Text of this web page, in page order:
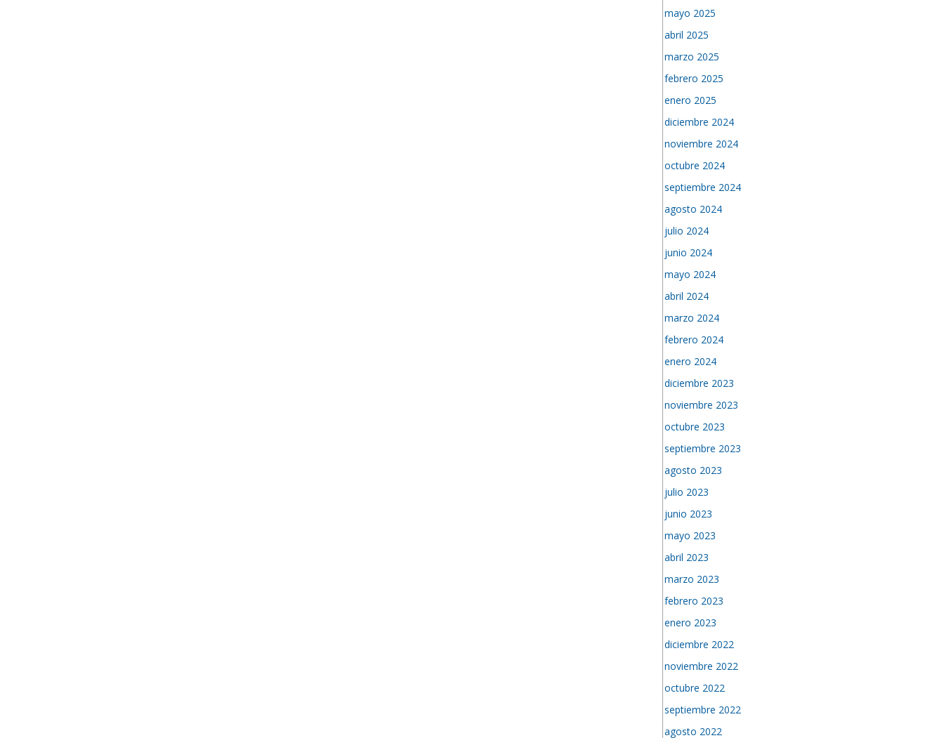
mayo 2025
abril 2025
marzo 2025
febrero 2025
enero 2025
diciembre 2024
noviembre 2024
octubre 2024
septiembre 2024
agosto 2024
julio 2024
junio 2024
mayo 2024
abril 2024
marzo 2024
febrero 2024
enero 2024
diciembre 2023
noviembre 2023
octubre 2023
septiembre 2023
agosto 2023
julio 2023
junio 2023
mayo 2023
abril 2023
marzo 2023
febrero 2023
enero 2023
diciembre 2022
noviembre 2022
octubre 2022
septiembre 2022
agosto 2022